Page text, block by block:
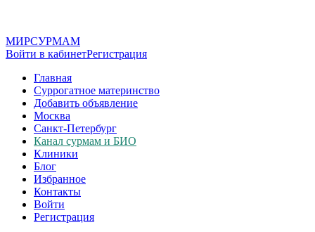
МИРСУРМАМ
Войти в кабинетРегистрация
Главная
Суррогатное материнство
Добавить объявление
Москва
Санкт-Петербург
Канал сурмам и БИО
Клиники
Блог
Избранное
Контакты
Войти
Регистрация